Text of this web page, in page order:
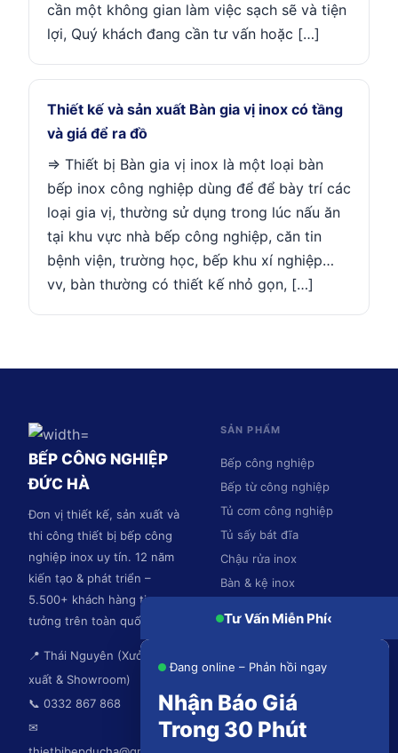
cần một không gian làm việc sạch sẽ và tiện
lợi, Quý khách đang cần tư vấn hoặc […]
Thiết kế và sản xuất Bàn gia vị inox có tầng
và giá để ra đồ
=> Thiết bị Bàn gia vị inox là một loại bàn
bếp inox công nghiệp dùng để để bày trí các
loại gia vị, thường sử dụng trong lúc nấu ăn
tại khu vực nhà bếp công nghiệp, căn tin
bệnh viện, trường học, bếp khu xí nghiệp…
vv, bàn thường có thiết kế nhỏ gọn, […]
BẾP CÔNG NGHIỆP
ĐỨC HÀ
Đơn vị thiết kế, sản xuất và
thi công thiết bị bếp công
nghiệp inox uy tín. 12 năm
kiến tạo & phát triển –
5.500+ khách hàng tin
tưởng trên toàn quốc.
📍 Thái Nguyên (Xưởng sản
xuất & Showroom)
📞 0332 867 868
✉
SẢN PHẨM
Bếp công nghiệp
Bếp từ công nghiệp
Tủ cơm công nghiệp
Tủ sấy bát đĩa
Chậu rửa inox
Bàn & kệ inox
Tư Vấn Miễn Phí‹
Đang online – Phản hồi ngay
Nhận Báo Giá
Trong 30 Phút